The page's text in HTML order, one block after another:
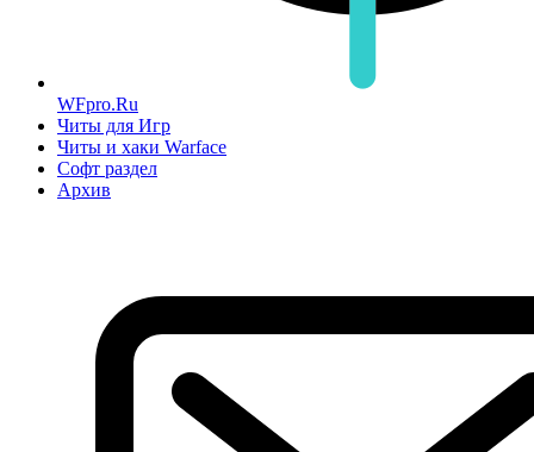
WFpro.Ru
Читы для Игр
Читы и хаки Warface
Софт раздел
Архив